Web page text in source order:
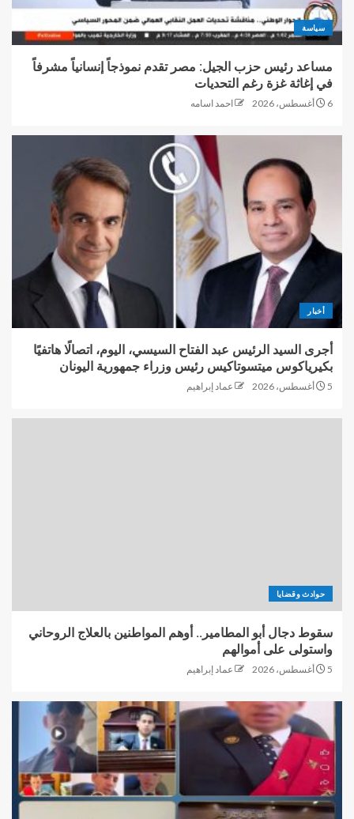
سياسة
مساعد رئيس حزب الجيل: مصر تقدم نموذجاً إنسانياً مشرفاً
في إغاثة غزة رغم التحديات
6 أغسطس، 2026 احمد اسامه
أخبار
أجرى السيد الرئيس عبد الفتاح السيسي، اليوم، اتصالًا هاتفيًا
بكيرياكوس ميتسوتاكيس رئيس وزراء جمهورية اليونان
5 أغسطس، 2026 عماد إبراهيم
حوادث وقضايا
سقوط دجال أبو المطامير.. أوهم المواطنين بالعلاج الروحاني
واستولى على أموالهم
5 أغسطس، 2026 عماد إبراهيم